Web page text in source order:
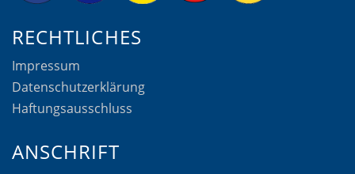
RECHTLICHES
Impressum
Datenschutzerklärung
Haftungsausschluss
ANSCHRIFT